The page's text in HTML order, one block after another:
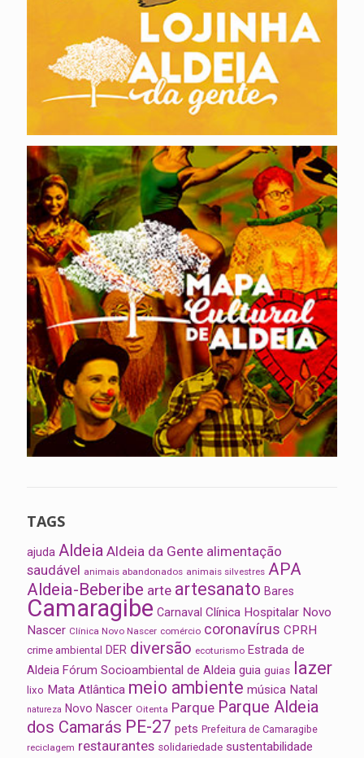
TAGS
ajuda Aldeia Aldeia da Gente alimentação
saudável animais abandonados animais silvestres APA
Aldeia-Beberibe arte artesanato Bares
Camaragibe Carnaval Clínica Hospitalar Novo
Nascer Clínica Novo Nascer comércio coronavírus CPRH
crime ambiental DER diversão ecoturismo Estrada de
Aldeia Fórum Socioambiental de Aldeia guia guias lazer
lixo Mata Atlântica meio ambiente música Natal
natureza Novo Nascer Oitenta Parque Parque Aldeia
dos Camarás PE-27 pets Prefeitura de Camaragibe
reciclagem restaurantes solidariedade sustentabilidade